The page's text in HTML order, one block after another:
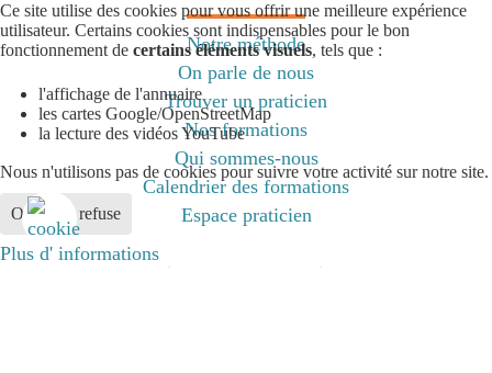
Notre méthode
On parle de nous
Trouver un praticien
Nos formations
Qui sommes-nous
Calendrier des formations
Espace praticien
Suivez nos actualités
Ce site utilise des cookies pour vous offrir une meilleure expérience
utilisateur. Certains cookies sont indispensables pour le bon
fonctionnement de certains éléments visuels, tels que :
l'affichage de l'annuaire
les cartes Google/OpenStreetMap
la lecture des vidéos YouTube
Nous n'utilisons pas de cookies pour suivre votre activité sur notre site.
Ok Je refuse
Plus d' informations